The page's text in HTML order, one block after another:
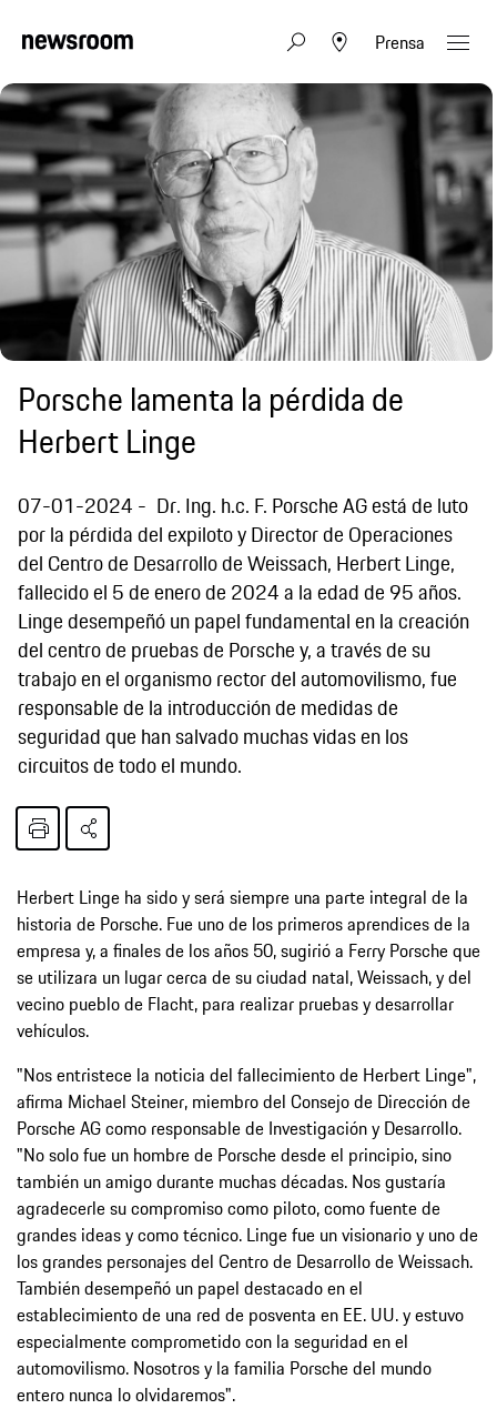
Prensa
Porsche lamenta la pérdida de
Herbert Linge
07-01-2024
Dr. Ing. h.c. F. Porsche AG está de luto
por la pérdida del expiloto y Director de Operaciones
del Centro de Desarrollo de Weissach, Herbert Linge,
fallecido el 5 de enero de 2024 a la edad de 95 años.
Linge desempeñó un papel fundamental en la creación
del centro de pruebas de Porsche y, a través de su
trabajo en el organismo rector del automovilismo, fue
responsable de la introducción de medidas de
seguridad que han salvado muchas vidas en los
circuitos de todo el mundo.
Herbert Linge ha sido y será siempre una parte integral de la
historia de Porsche. Fue uno de los primeros aprendices de la
empresa y, a finales de los años 50, sugirió a Ferry Porsche que
se utilizara un lugar cerca de su ciudad natal, Weissach, y del
vecino pueblo de Flacht, para realizar pruebas y desarrollar
vehículos.
"Nos entristece la noticia del fallecimiento de Herbert Linge",
afirma Michael Steiner, miembro del Consejo de Dirección de
Porsche AG como responsable de Investigación y Desarrollo.
"No solo fue un hombre de Porsche desde el principio, sino
también un amigo durante muchas décadas. Nos gustaría
agradecerle su compromiso como piloto, como fuente de
grandes ideas y como técnico. Linge fue un visionario y uno de
los grandes personajes del Centro de Desarrollo de Weissach.
También desempeñó un papel destacado en el
establecimiento de una red de posventa en EE. UU. y estuvo
especialmente comprometido con la seguridad en el
automovilismo. Nosotros y la familia Porsche del mundo
entero nunca lo olvidaremos".